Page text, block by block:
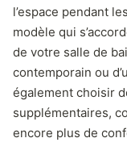
l’espace pendant
modèle qui
de votre salle de
contemporain ou
également choisir
supplémentaires,
encore plus de